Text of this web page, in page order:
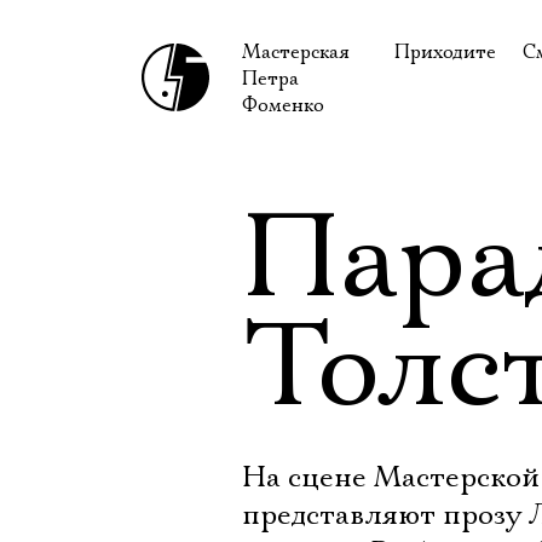
Мастерская
Петра
Фоменко
Приходите
Правила
Как добраться
На сцене
представляют прозу